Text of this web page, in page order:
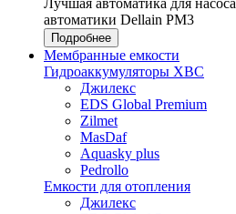
Лучшая автоматика для насоса
автоматики Dellain PM3
Подробнее
Мембранные емкости
Гидроаккумуляторы ХВС
Джилекс
EDS Global Premium
Zilmet
MasDaf
Aquasky plus
Pedrollo
Емкости для отопления
Джилекс